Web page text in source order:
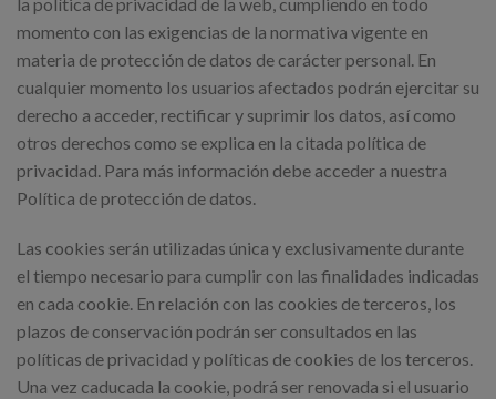
momento con las exigencias de la normativa vigente en
materia de protección de datos de carácter personal. En
cualquier momento los usuarios afectados podrán ejercitar su
derecho a acceder, rectificar y suprimir los datos, así como
otros derechos como se explica en la citada política de
privacidad. Para más información debe acceder a nuestra
Política de protección de datos.
Las cookies serán utilizadas única y exclusivamente durante
el tiempo necesario para cumplir con las finalidades indicadas
en cada cookie. En relación con las cookies de terceros, los
plazos de conservación podrán ser consultados en las
políticas de privacidad y políticas de cookies de los terceros.
Una vez caducada la cookie, podrá ser renovada si el usuario